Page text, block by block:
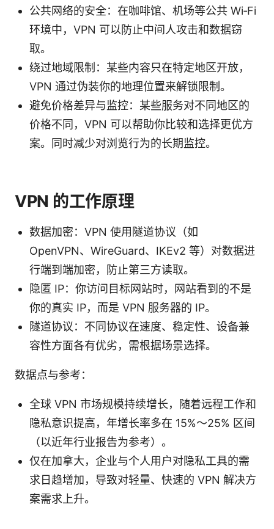
公共网络的安全：在咖啡馆、机场等公共 Wi‑Fi
环境中，VPN 可以防止中间人攻击和数据窃
取。
绕过地域限制：某些内容只在特定地区开放，
VPN 通过伪装你的地理位置来解锁限制。
避免价格差异与监控：某些服务对不同地区的
价格不同，VPN 可以帮助你比较和选择更优方
案。同时减少对浏览行为的长期监控。
VPN 的工作原理
数据加密：VPN 使用隧道协议（如
OpenVPN、WireGuard、IKEv2 等）对数据进
行端到端加密，防止第三方读取。
隐匿 IP：你访问目标网站时，网站看到的不是
你的真实 IP，而是 VPN 服务器的 IP。
隧道协议：不同协议在速度、稳定性、设备兼
容性方面各有优劣，需根据场景选择。
数据点与参考：
全球 VPN 市场规模持续增长，随着远程工作和
隐私意识提高，年增长率多在 15%～25% 区间
（以近年行业报告为参考）。
仅在加拿大，企业与个人用户对隐私工具的需
求日趋增加，导致对轻量、快速的 VPN 解决方
案需求上升。